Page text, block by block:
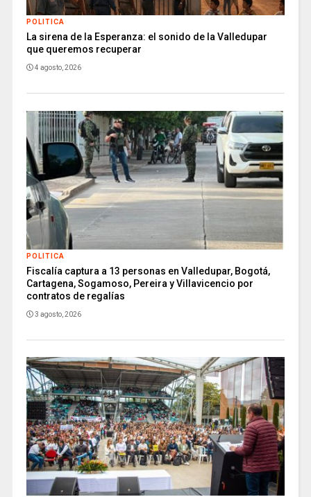
POLITICA
La sirena de la Esperanza: el sonido de la Valledupar
que queremos recuperar
4 agosto, 2026
POLITICA
Fiscalía captura a 13 personas en Valledupar, Bogotá,
Cartagena, Sogamoso, Pereira y Villavicencio por
contratos de regalías
3 agosto, 2026